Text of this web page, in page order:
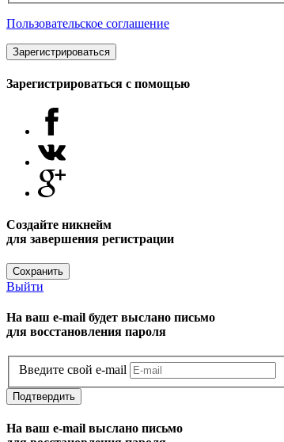
Пользовательское соглашение
Зарегистрироваться
Зарегистрироваться с помощью
Создайте никнейм
для завершения регистрации
Сохранить
Выйти
На ваш e-mail будет выслано письмо
для восстановления пароля
Введите свой e-mail
Подтвердить
На ваш e-mail выслано письмо